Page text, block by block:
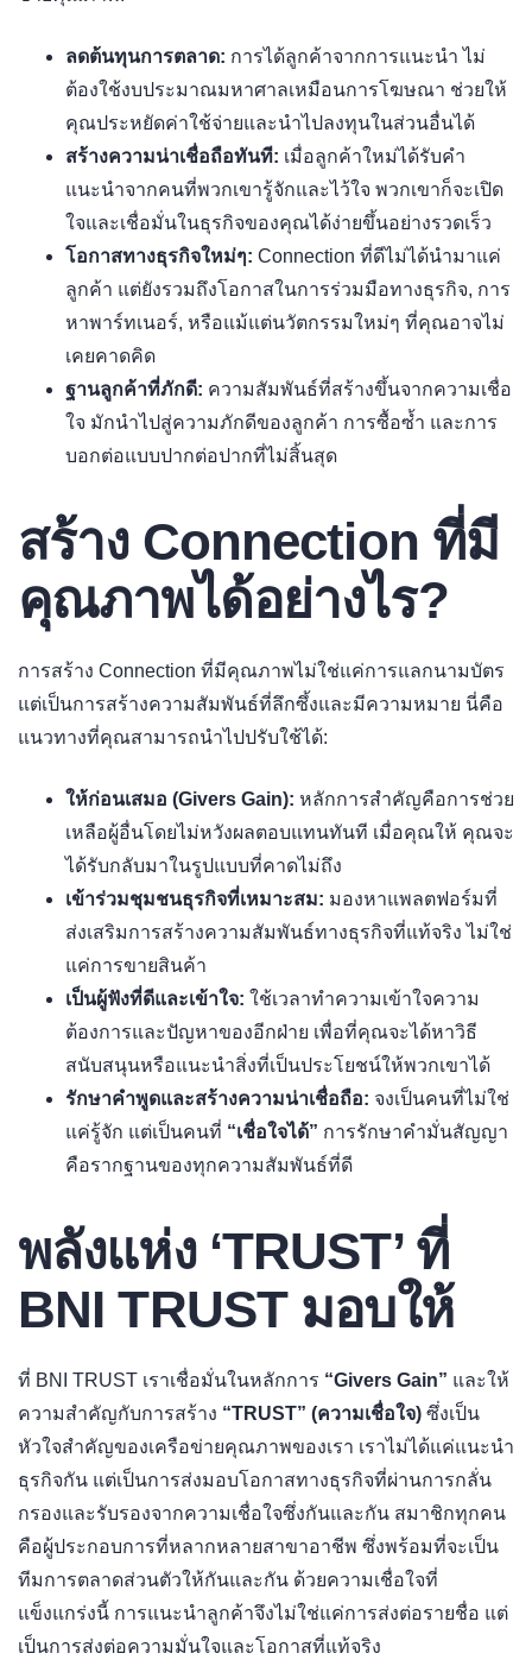
ลดต้นทุนการตลาด: การได้ลูกค้าจากการแนะนำ ไม่
ต้องใช้งบประมาณมหาศาลเหมือนการโฆษณา ช่วยให้
คุณประหยัดค่าใช้จ่ายและนำไปลงทุนในส่วนอื่นได้
สร้างความน่าเชื่อถือทันที: เมื่อลูกค้าใหม่ได้รับคำ
แนะนำจากคนที่พวกเขารู้จักและไว้ใจ พวกเขาก็จะเปิด
ใจและเชื่อมั่นในธุรกิจของคุณได้ง่ายขึ้นอย่างรวดเร็ว
โอกาสทางธุรกิจใหม่ๆ: Connection ที่ดีไม่ได้นำมาแค่
ลูกค้า แต่ยังรวมถึงโอกาสในการร่วมมือทางธุรกิจ, การ
หาพาร์ทเนอร์, หรือแม้แต่นวัตกรรมใหม่ๆ ที่คุณอาจไม่
เคยคาดคิด
ฐานลูกค้าที่ภักดี: ความสัมพันธ์ที่สร้างขึ้นจากความเชื่อ
ใจ มักนำไปสู่ความภักดีของลูกค้า การซื้อซ้ำ และการ
บอกต่อแบบปากต่อปากที่ไม่สิ้นสุด
สร้าง Connection ที่มี
คุณภาพได้อย่างไร?
การสร้าง Connection ที่มีคุณภาพไม่ใช่แค่การแลกนามบัตร
แต่เป็นการสร้างความสัมพันธ์ที่ลึกซึ้งและมีความหมาย นี่คือ
แนวทางที่คุณสามารถนำไปปรับใช้ได้:
ให้ก่อนเสมอ (Givers Gain): หลักการสำคัญคือการช่วย
เหลือผู้อื่นโดยไม่หวังผลตอบแทนทันที เมื่อคุณให้ คุณจะ
ได้รับกลับมาในรูปแบบที่คาดไม่ถึง
เข้าร่วมชุมชนธุรกิจที่เหมาะสม: มองหาแพลตฟอร์มที่
ส่งเสริมการสร้างความสัมพันธ์ทางธุรกิจที่แท้จริง ไม่ใช่
แค่การขายสินค้า
เป็นผู้ฟังที่ดีและเข้าใจ: ใช้เวลาทำความเข้าใจความ
ต้องการและปัญหาของอีกฝ่าย เพื่อที่คุณจะได้หาวิธี
สนับสนุนหรือแนะนำสิ่งที่เป็นประโยชน์ให้พวกเขาได้
รักษาคำพูดและสร้างความน่าเชื่อถือ: จงเป็นคนที่ไม่ใช่
แค่รู้จัก แต่เป็นคนที่ “เชื่อใจได้” การรักษาคำมั่นสัญญา
คือรากฐานของทุกความสัมพันธ์ที่ดี
พลังแห่ง ‘TRUST’ ที่
BNI TRUST มอบให้
ที่ BNI TRUST เราเชื่อมั่นในหลักการ “Givers Gain” และให้
ความสำคัญกับการสร้าง “TRUST” (ความเชื่อใจ) ซึ่งเป็น
หัวใจสำคัญของเครือข่ายคุณภาพของเรา เราไม่ได้แค่แนะนำ
ธุรกิจกัน แต่เป็นการส่งมอบโอกาสทางธุรกิจที่ผ่านการกลั่น
กรองและรับรองจากความเชื่อใจซึ่งกันและกัน สมาชิกทุกคน
คือผู้ประกอบการที่หลากหลายสาขาอาชีพ ซึ่งพร้อมที่จะเป็น
ทีมการตลาดส่วนตัวให้กันและกัน ด้วยความเชื่อใจที่
แข็งแกร่งนี้ การแนะนำลูกค้าจึงไม่ใช่แค่การส่งต่อรายชื่อ แต่
เป็นการส่งต่อความมั่นใจและโอกาสที่แท้จริง